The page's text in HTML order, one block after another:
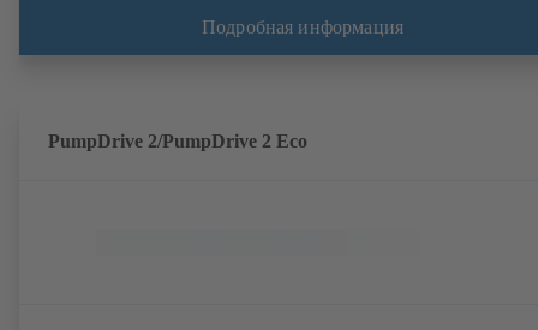
Подробная информация
PumpDrive 2/PumpDrive 2 Eco